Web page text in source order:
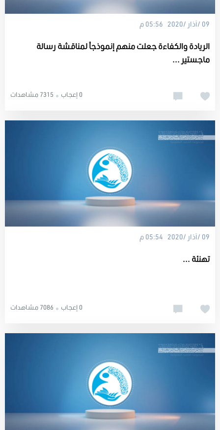
09 /آذار /2020 05:56 م
الريادة والكفاءة جعلت منهم إنموذجاً لمناقشة رسالة
ماجستير ...
7315 مشاهدات 0 إعجاب
09 /آذار /2020 05:54 م
تهنئة ...
7086 مشاهدات 0 إعجاب